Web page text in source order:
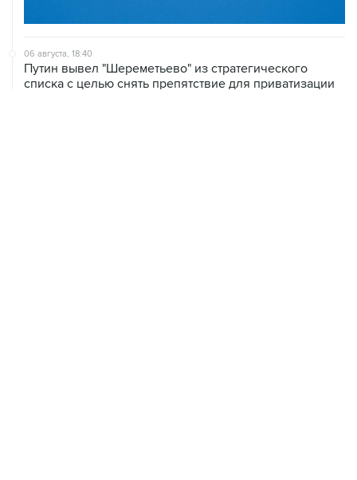
06 августа, 18:40
Путин вывел "Шереметьево" из стратегического
списка с целью снять препятствие для приватизации